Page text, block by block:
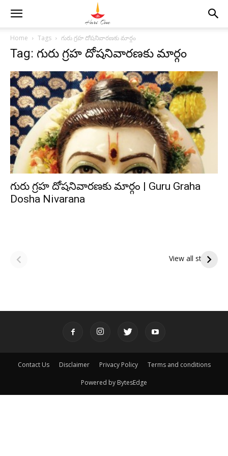
Home Tags గురు గ్రహ దోషనివారణకు మార్గం
Tag: గురు గ్రహ దోషనివారణకు మార్గం
గురు గ్రహ దోషనివారణకు మార్గం | Guru Graha
Dosha Nivarana
View all stories
పితృదేవతల ఆశీర్వాదం
ఇంద్రకీలాద్రి గిరి ప్రదక్షిణ
Contact Us Disclaimer Privacy Policy Terms and conditions
Powered by BytesEdge